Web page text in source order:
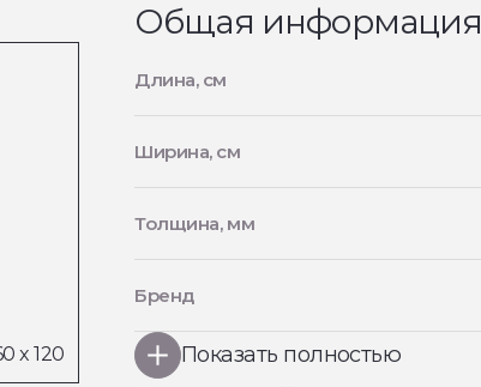
Общая информация
Длина, см
Ширина, см
Толщина, мм
Бренд
Показать полностью